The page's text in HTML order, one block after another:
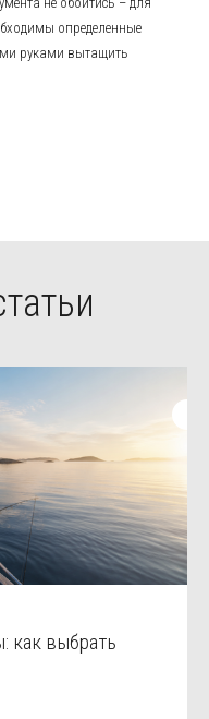
определенные
руками вытащить
как выбрать